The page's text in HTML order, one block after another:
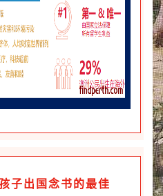
子出国念书的最佳